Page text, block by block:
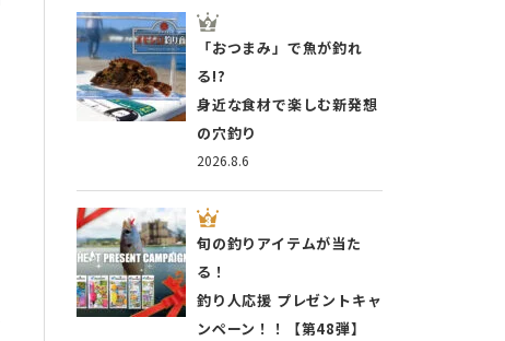
2026.8.6
「おつまみ」で魚が釣れ
る!?
身近な食材で楽しむ新発想
の穴釣り
旬の釣りアイテムが当た
る！
釣り人応援 プレゼントキャ
ンペーン！！【第48弾】